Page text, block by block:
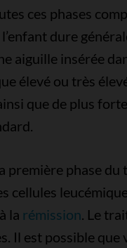
ces phases
dure
aiguille insérée
élevé ou très
que de plus
première phase
cellules
la rémission. Le
Il est possible